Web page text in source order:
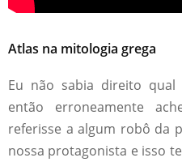
Atlas na mitologia grega
Eu não sabia direito
então erroneamente
referisse a algum robô da
nossa protagonista e isso